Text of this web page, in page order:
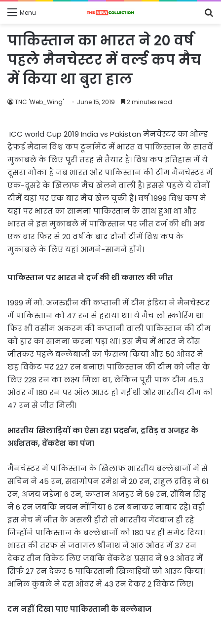
Menu
पाकिस्तान का भारत ने 20 वर्ष
पहले मैनचेस्टर में वर्ल्ड कप मैच
में किया था बुरा हाल
TNC 'Web_Wing' June 15, 2019 2 minutes read
ICC world Cup 2019 India vs Pakistan मैनचेस्टर का ओल्ड
ट्रेफर्ड मैदान विश्व कप टूर्नामेंट में भारत व पाकिस्तान के सातवें
मुकाबले के लिए पूरी तरह से तैयार है। विश्व कप इतिहास में ये
दूसरा मौका है जब भारत और पाकिस्तान की टीम मैनचेस्टर में
एक-दूसरे के खिलाफ मैच खेलने वाली है। इससे पहले ये दोनों
टीमें यहां पर एक बार मैच खेल चुकी है। वर्ष 1999 विश्व कप में
यहां पर भारत का सामना पाकिस्तान के साथ हुआ था और
भारत ने इस मुकाबले में पाकिस्तान पर जीत दर्ज की थी। अब
एक बार फिर से 20 वर्ष के बाद दोनों टीमें विश्व कप के
मुकाबले के लिए यहां आमने-सामने होंगे।
पाकिस्तान पर भारत ने दर्ज की थी कमाल की जीत
1999 में मो. अजरुद्दीन की कप्तानी में टीम इंडिया ने मैनचेस्टर
में पाकिस्तान को 47 रन से हराया था। ये मैच लो स्कोरिंग था
फिर भी वसीम अकरम की कप्तानी वाली पाकिस्तान की टीम
को हार का सामना करना पड़ा था। इस मैच में भारत ने टॉस
जीतकर पहले बल्लेबाजी का फैसला किया और 50 ओवर में
छह विकेट पर 227 रन बनाए। पाकिस्तान की टीम को जीत के
लिए 228 रन का लक्ष्य मिला था, लेकिन पूरी पाक टीम 45.3
ओवर में 180 रन पर ऑल आउट हो गई थी और भारतीय टीम को
47 रन से जीत मिली।
भारतीय खिलाड़ियों का ऐसा रहा प्रदर्शन, द्रविड़ व अजहर के
अर्धशतक, वेंकटेश का पंजा
मैनचेस्टर में पाकिस्तान के खिलाफ भारतीय बल्लेबाजों में से
सचिन ने 45 रन, सदागोपन रमेश ने 20 रन, राहुल द्रविड़ ने 61
रन, अजय जडेजा 6 रन, कप्तान अजहर ने 59 रन, रॉबिन सिंह
ने 6 रन जबकि नयन मोंगिया 6 रन बनाकर नाबाद रहे। वहीं
इस मैच में जीत के असली हीरो तो भारतीय गेंदबाज ही रहे
जिन्होंने पाकिस्तान के बल्लेबाजों को 180 पर ही समेट दिया।
भारत की तरफ से जवागल श्रीनाथ ने आठ ओवर में 37 रन
देकर तीन विकेट लिए जबकि वेंकटेश प्रसाद ने 9.3 ओवर में
सिर्फ 27 रन देकर 5 पाकिस्तानी खिलाड़ियों को आउट किया।
अनिल कुंबले ने दस ओवर में 43 रन देकर 2 विकेट लिए।
दम नहीं दिखा पाए पाकिस्तानी के बल्लेबाज